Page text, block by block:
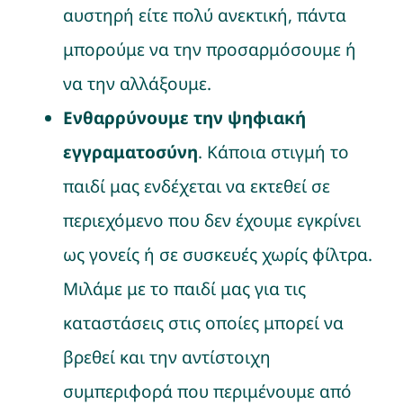
αυστηρή είτε πολύ ανεκτική, πάντα
μπορούμε να την προσαρμόσουμε ή
να την αλλάξουμε.
Ενθαρρύνουμε την ψηφιακή
εγγραματοσύνη. Κάποια στιγμή το
παιδί μας ενδέχεται να εκτεθεί σε
περιεχόμενο που δεν έχουμε εγκρίνει
ως γονείς ή σε συσκευές χωρίς φίλτρα.
Μιλάμε με το παιδί μας για τις
καταστάσεις στις οποίες μπορεί να
βρεθεί και την αντίστοιχη
συμπεριφορά που περιμένουμε από